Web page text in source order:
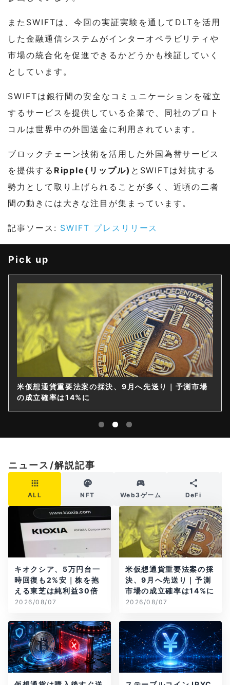
またSWIFTは、今回の実証実験を通してDLTを活用
した金融通信システムがインターオペラビリティや
市場の統合化を促進できるかどうかも検証していく
としています。
SWIFTは銀行間の安全なコミュニケーションを確立
するサービスを提供している企業で、同社のプロト
コルは世界中の外国送金に利用されています。
ブロックチェーン技術を活用した外国為替サービス
を提供する Ripple(リップル) とSWIFTは対抗する
勢力として取り上げられることが多く、近頃の二者
間の動きには大きな注目が集まっています。
記事ソース: SWIFT プレスリリース
Pick up
米仮想通貨重要法案の採決、9月へ先送り｜予測市場
の成立確率は14%に
ニュース/解説記事
ALL NFT Web3ゲーム DeFi
キオクシア、5万円台一
時回復も2%安｜株を抱
える東芝は純利益30倍
2026/08/07
米仮想通貨重要法案の採
決、9月へ先送り｜予測
市場の成立確率は14%に
2026/08/07